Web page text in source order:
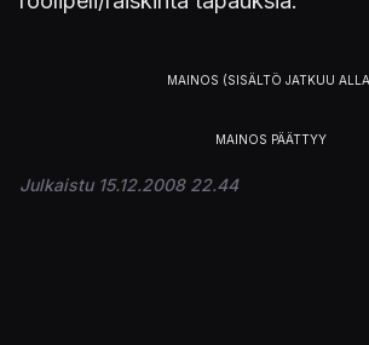
Julkaistu 15.12.2008 22.44